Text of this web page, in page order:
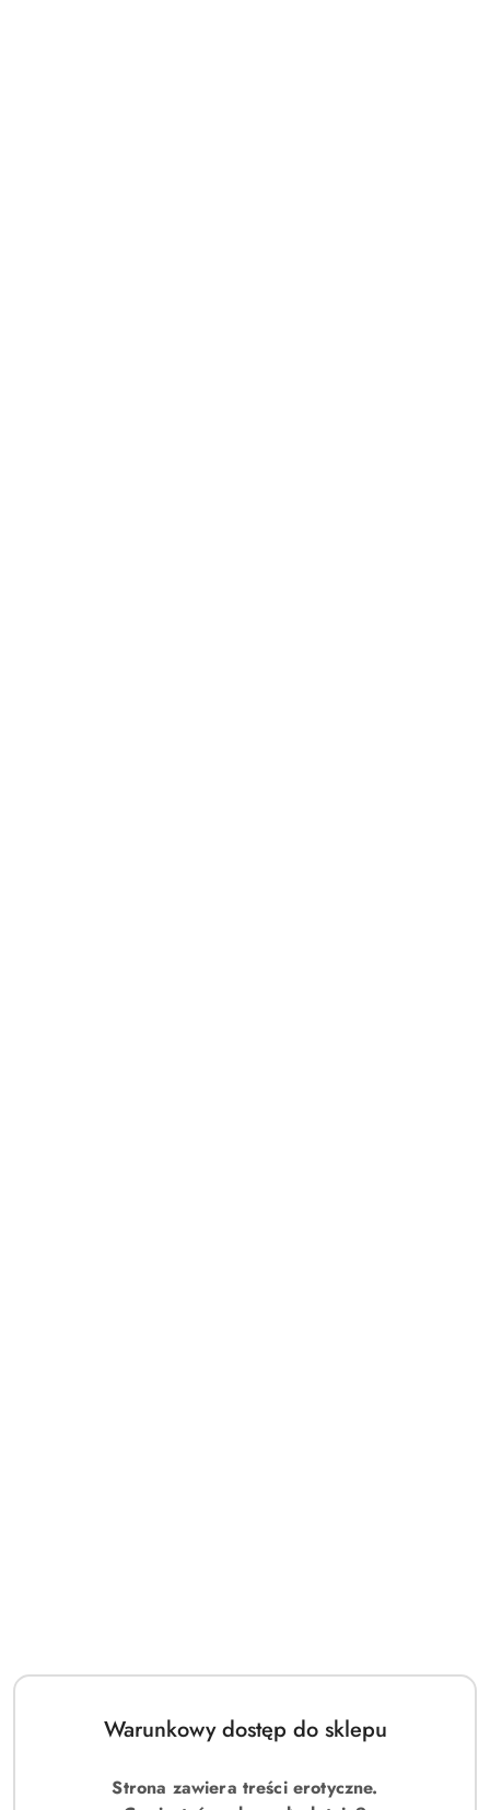
Warunkowy dostęp do sklepu
Strona zawiera treści erotyczne.